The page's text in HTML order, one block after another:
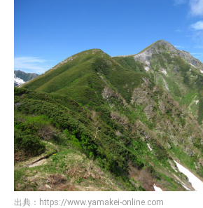
出典： https://www.yamakei-online.com